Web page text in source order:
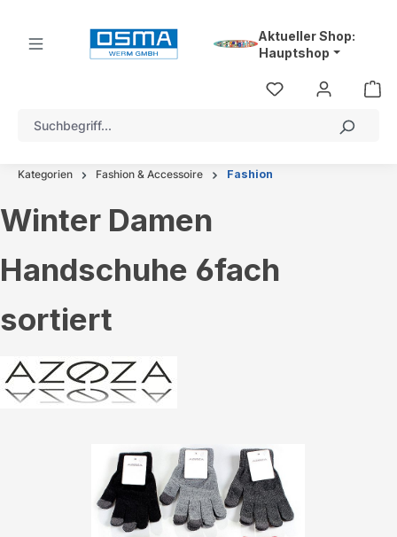
Aktueller Shop:
Hauptshop
Kategorien Fashion & Accessoire Fashion
Winter Damen
Handschuhe 6fach
sortiert
Bildergalerie überspringen